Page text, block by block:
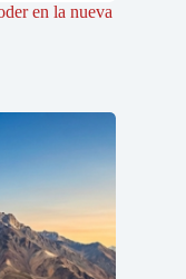
en la nueva